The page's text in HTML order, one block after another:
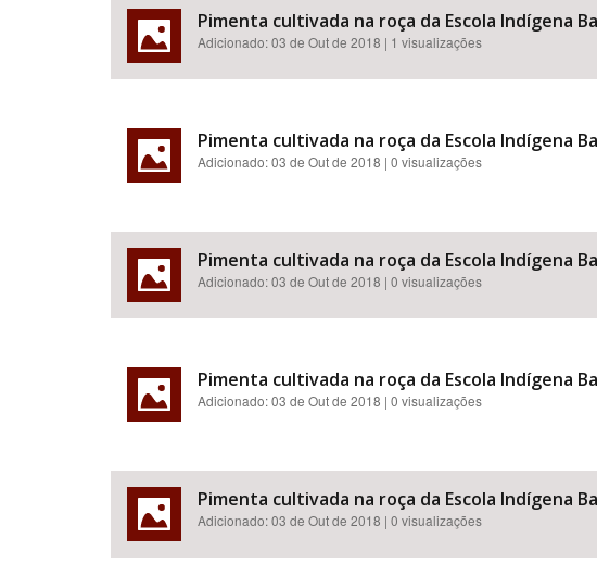
Pimenta cultivada na roça da Escola Indígena
Adicionado:03 de Out de 2018 | 1 visualizações
Pimenta cultivada na roça da Escola Indígena
Adicionado:03 de Out de 2018 | 0 visualizações
Pimenta cultivada na roça da Escola Indígena
Adicionado:03 de Out de 2018 | 0 visualizações
Pimenta cultivada na roça da Escola Indígena
Adicionado:03 de Out de 2018 | 0 visualizações
Pimenta cultivada na roça da Escola Indígena
Adicionado:03 de Out de 2018 | 0 visualizações